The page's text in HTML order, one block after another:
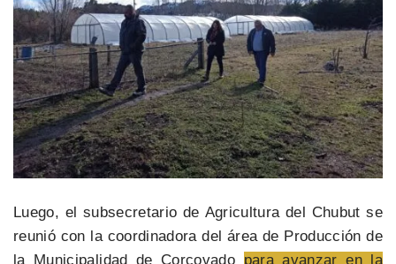
Luego, el subsecretario de Agricultura del Chubut se
reunió con la coordinadora del área de Producción de
la Municipalidad de Corcovado para avanzar en la